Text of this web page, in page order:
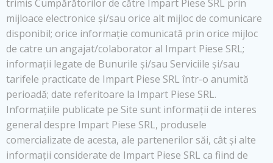
trimis Cumpărătorilor de către Impart Piese SRL prin
mijloace electronice și/sau orice alt mijloc de comunicare
disponibil; orice informație comunicată prin orice mijloc
de catre un angajat/colaborator al Impart Piese SRL;
informații legate de Bunurile și/sau Serviciile și/sau
tarifele practicate de Impart Piese SRL într-o anumită
perioadă; date referitoare la Impart Piese SRL.
Informațiile publicate pe Site sunt informații de interes
general despre Impart Piese SRL, produsele
comercializate de acesta, ale partenerilor săi, cât și alte
informații considerate de Impart Piese SRL ca fiind de